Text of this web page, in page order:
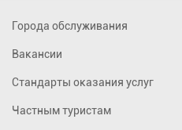
Города обслуживания
Вакансии
Стандарты оказания услуг
Частным туристам